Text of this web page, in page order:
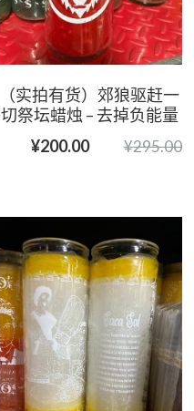
（实拍有货）郊狼驱赶一
切祭坛蜡烛 – 去掉负能量
¥200.00
¥295.00